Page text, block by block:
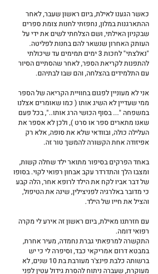
כאשר הגענו לאילת, ביום ראשון שעבר, לאחר
ההתארגנות במלון, נחפזתי לחנות צומת ספרים
שבקניון האילתי, ושם הצלחתי לשים את ידי על
העותק האחרון שנשאר להם בחנות לפליטה.
"נאלצתי" לחכות 3 ימים תמימים עד שיכולתי
להתפנות לקריאת הספר, לאחר שהסתיים הסיור
עם התלמידים בהצלחה, והם שבו לבתיהם.
אני לא מעוניין לפגום בחוויית הקריאה של הספר
ממי שעדיין לא השיג אותו ( כמו שאומרים אצלנו
במשפחה "... בסוף הכושי הרג אותו..", בכל פעם
שאנו מתארים ספר או סרט ), ולכן לא אספר את
העלילה כולה, ובוודאי שלא את סופה, אלא רק
אפיזודה אחת הקשורה להמשך טור זה.
באחד הפרקים בסיפור מתואר ילד שחלה קשות,
ומצבו הלך והתדרדר עקב אבחון רפואי לקוי. בסופו
של דבר אביו לקח את הילד לרופא אחר, הלה קבע
כי מדובר באלרגיה לפניצילין, שינה את הטיפול,
והציל את חייו של הילד.
עם חזרתנו מאילת, ביום ראשון זה אירע לי מקרה
רפואי דומה.
התקשרה למרפאתי גברת נחמדה, מעיר אחרת,
במבטא דרום אמריקאי כבד, וסיפרה לי כי יש
ברשותה כלבת פינצ'ר מעורבת בת 10 שנים, לא
מעוקרת, שעברה ניתוח להסרת גידול עטין לפני